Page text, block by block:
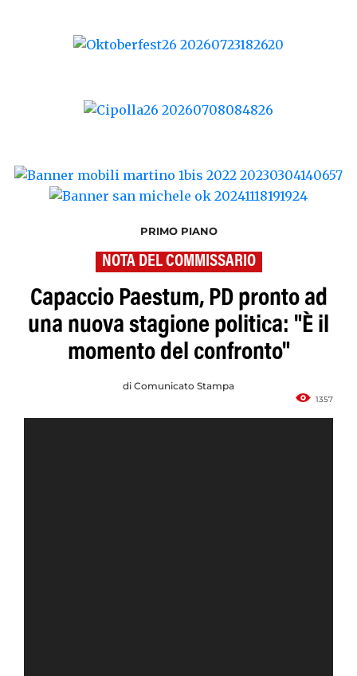
PRIMO PIANO
NOTA DEL COMMISSARIO
Capaccio Paestum, PD pronto ad
una nuova stagione politica: "È il
momento del confronto"
di Comunicato Stampa
1357